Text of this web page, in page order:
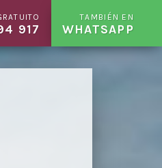
917
TAMBIÉN EN
WHATSAPP